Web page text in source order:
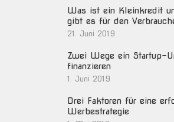
Was ist ein Kleinkredit
gibt es für den
21. Juni 2019
Zwei Wege ein Startup-
finanzieren
1. Juni 2019
Drei Faktoren für eine
Werbestrategie